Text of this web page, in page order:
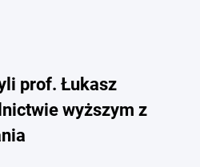
prof. Łukasz
wyższym z